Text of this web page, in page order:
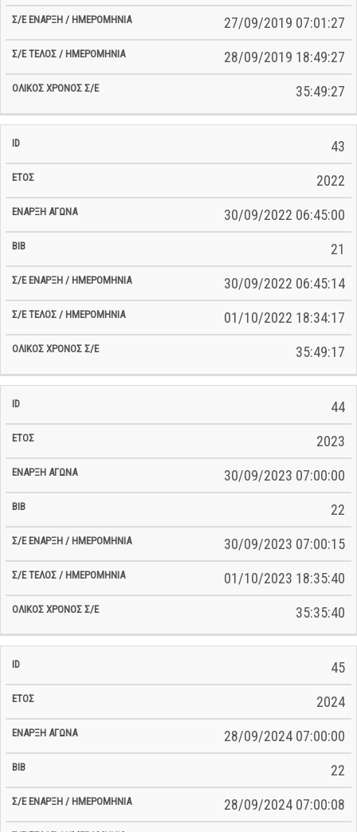
27/09/2019 07:01:27
28/09/2019 18:49:27
35:49:27
43
2022
30/09/2022 06:45:00
21
30/09/2022 06:45:14
01/10/2022 18:34:17
35:49:17
44
2023
30/09/2023 07:00:00
22
30/09/2023 07:00:15
01/10/2023 18:35:40
35:35:40
45
2024
28/09/2024 07:00:00
22
28/09/2024 07:00:08